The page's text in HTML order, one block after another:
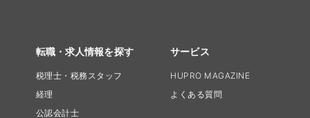
転職・求人情報を探す
税理士・税務スタッフ
経理
公認会計士
サービス
HUPRO MAGAZINE
よくある質問